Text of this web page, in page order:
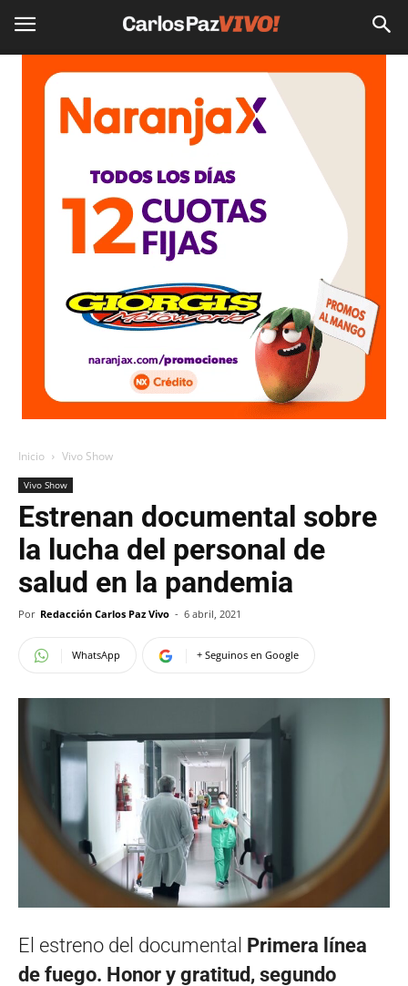
Inicio Vivo Show
Vivo Show
Estrenan documental sobre
la lucha del personal de
salud en la pandemia
Por Redacción Carlos Paz Vivo - 6 abril, 2021
WhatsApp + Seguinos en Google
El estreno del documental Primera línea
de fuego. Honor y gratitud, segundo